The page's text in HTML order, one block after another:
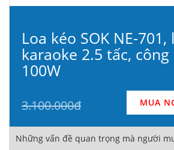
Loa kéo SOK NE-701,
karaoke 2.5 tấc,
100W
3.100.000đ MUA
Những vấn đề quan trọng mà người